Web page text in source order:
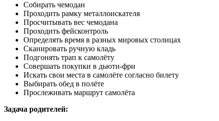
Собирать чемодан
Проходить рамку металлоискателя
Просчитывать вес чемодана
Проходить фейсконтроль
Определять время в разных мировых столицах
Сканировать ручную кладь
Подгонять трап к самолёту
Совершать покупки в дьюти-фри
Искать свои места в самолёте согласно билету
Выбирать обед в полёте
Прослеживать маршрут самолёта
Задача родителей: